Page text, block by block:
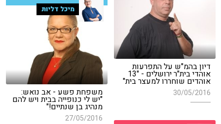
דיון בהמ"ש על התפרעות
אוהדי בית"ר ירושלים - "13
אוהדים שוחררו למעצר בית"
30/05/2016
מיכל דליות
משפחת פשע - אב נואש:
"יש לי כנופייה בבית ויש להם
מנהיג בן שנתיים!"
27/05/2016